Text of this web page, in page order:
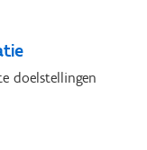
doelstellingen